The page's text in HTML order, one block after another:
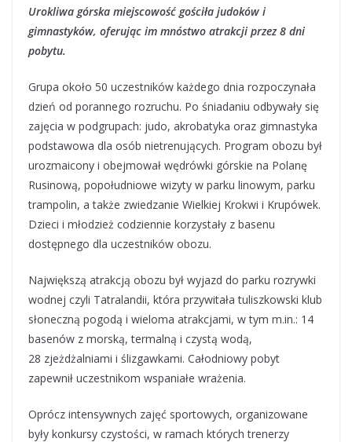
Urokliwa górska miejscowość gościła judoków i
gimnastyków, oferując im mnóstwo atrakcji przez 8 dni
pobytu.
Grupa około 50 uczestników każdego dnia rozpoczynała
dzień od porannego rozruchu. Po śniadaniu odbywały się
zajęcia w podgrupach: judo, akrobatyka oraz gimnastyka
podstawowa dla osób nietrenujących. Program obozu był
urozmaicony i obejmował wędrówki górskie na Polanę
Rusinową, popołudniowe wizyty w parku linowym, parku
trampolin, a także zwiedzanie Wielkiej Krokwi i Krupówek.
Dzieci i młodzież codziennie korzystały z basenu
dostępnego dla uczestników obozu.
Największą atrakcją obozu był wyjazd do parku rozrywki
wodnej czyli Tatralandii, która przywitała tuliszkowski klub
słoneczną pogodą i wieloma atrakcjami, w tym m.in.: 14
basenów z morską, termalną i czystą wodą,
28 zjeżdżalniami i ślizgawkami. Całodniowy pobyt
zapewnił uczestnikom wspaniałe wrażenia.
Oprócz intensywnych zajęć sportowych, organizowane
były konkursy czystości, w ramach których trenerzy